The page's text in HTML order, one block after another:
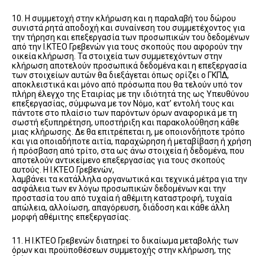
10. Η συμμετοχή στην κλήρωση και η παραλαβή του δώρου
συνιστά ρητά αποδοχή και συναίνεση του συμμετέχοντος για
την τήρηση και επεξεργασία των προσωπικών του δεδομένων
από την Ι.ΚΤΕΟ Γρεβενών για τους σκοπούς που αφορούν την
οικεία κλήρωση. Τα στοιχεία των συμμετεχόντων στην
κλήρωση αποτελούν προσωπικά δεδομένα και η επεξεργασία
των στοιχείων αυτών θα διεξάγεται όπως ορίζει ο ΓΚΠΔ,
αποκλειστικά και μόνο από πρόσωπα που θα τελούν υπό τον
πλήρη έλεγχο της Εταιρίας με την ιδιότητά της ως Υπευθύνου
επεξεργασίας, σύμφωνα με τον Νόμο, κατ’ εντολή τους και
πάντοτε στο πλαίσιο των παρόντων όρων αναφορικά με τη
σωστή εξυπηρέτηση, υποστήριξη και παρακολούθηση κάθε
μιας κλήρωσης. Δε θα επιτρέπεται η, με οποιονδήποτε τρόπο
και για οποιαδήποτε αιτία, παραχώρηση ή μεταβίβαση ή χρήση
ή πρόσβαση από τρίτο, στα ως άνω στοιχεία ή δεδομένα, που
αποτελούν αντικείμενο επεξεργασίας για τους σκοπούς
αυτούς. Η Ι.ΚΤΕΟ Γρεβενών,
λαμβάνει τα κατάλληλα οργανωτικά και τεχνικά μέτρα για την
ασφάλεια των εν λόγω προσωπικών δεδομένων και την
προστασία του από τυχαία ή αθέμιτη καταστροφή, τυχαία
απώλεια, αλλοίωση, απαγόρευση, διάδοση και κάθε άλλη
μορφή αθέμιτης επεξεργασίας.
11. Η Ι.ΚΤΕΟ Γρεβενών διατηρεί το δικαίωμα μεταβολής των
όρων και προϋποθέσεων συμμετοχής στην κλήρωση, της